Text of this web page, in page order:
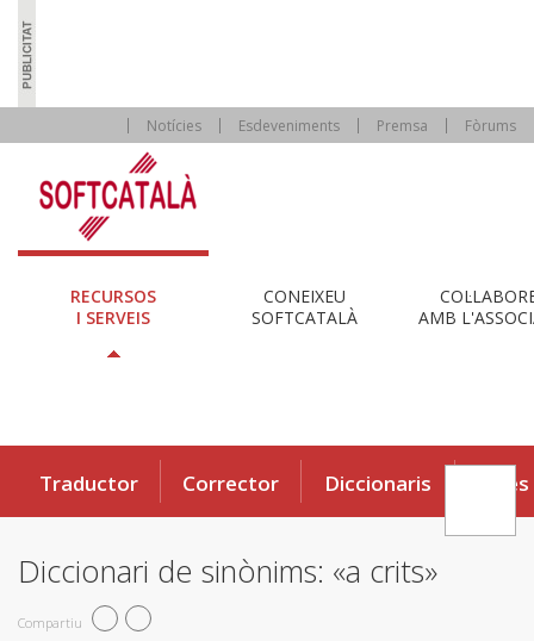
Notícies Esdeveniments Premsa Fòrums
RECURSOS
I SERVEIS
CONEIXEU
SOFTCATALÀ
AMB
Traductor Corrector Diccionaris Eines
Diccionari de sinònims: «a crits»
Compartiu